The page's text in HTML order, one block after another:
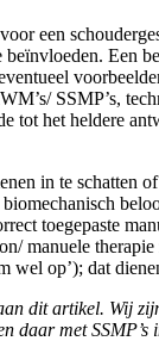
een
Een
SSMP’s,
tot het heldere
in te
toegepaste
manuele therapie
wel op’); dat
dit artikel. Wij
daar met